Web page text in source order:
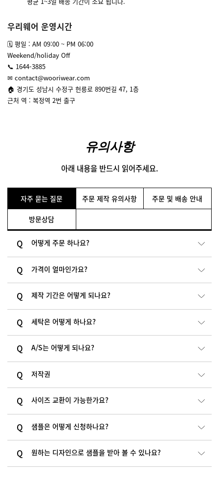
우리웨어 운영시간
🗓 평일 : AM 09:00 ~ PM 06:00
Weekend/holiday Off
📞 1644-3885
✉ contact@wooriwear.com
🏠 경기도 성남시 수정구 헌릉로 890번길 47, 1층
근처 역 : 복정역 2번 출구
유의사항
아래 내용을 반드시 읽어주세요.
자주 묻는 질문 주문 제작 유의사항 주문 및 배송 안내
방문상담
어떻게 주문 하나요?
가격이 얼마인가요?
제작 기간은 어떻게 되나요?
세탁은 어떻게 하나요?
A/S는 어떻게 되나요?
저작권
사이즈 교환이 가능한가요?
샘플은 어떻게 신청하나요?
원하는 디자인으로 샘플을 받아 볼 수 있나요?